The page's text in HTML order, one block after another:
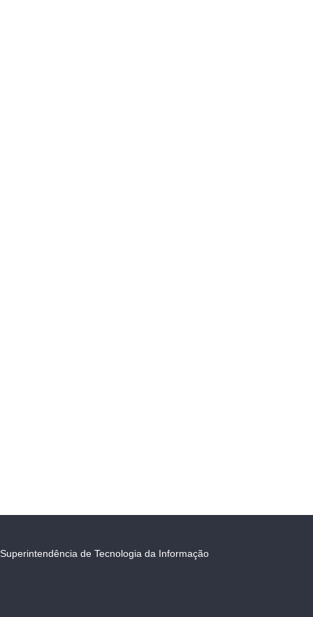
Superintendência de Tecnologia da Informação